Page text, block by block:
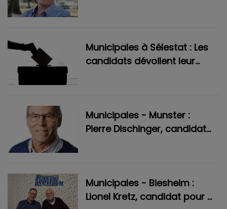
Municipales à Sélestat : Les
candidats dévoilent leur
Municipales - Munster :
Pierre Dischinger, candidat
Municipales - Biesheim :
Lionel Kretz, candidat pour «